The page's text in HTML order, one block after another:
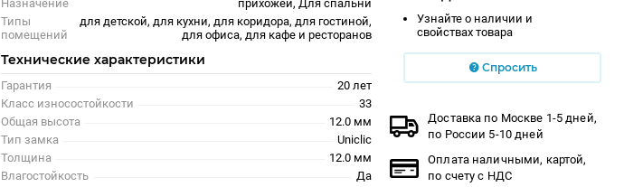
Назначение
прихожей, Для спальни
Типы
помещений
для детской, для кухни, для коридора, для гостиной,
для офиса, для кафе и ресторанов
Технические характеристики
Гарантия
20 лет
Класс износостойкости
33
Общая высота
12.0 мм
Тип замка
Uniclic
Толщина
12.0 мм
Влагостойкость
Да
Узнайте о наличии и
свойствах товара
Спросить
Доставка по Москве 1-5 дней,
по России 5-10 дней
Оплата наличными, картой,
по счету с НДС